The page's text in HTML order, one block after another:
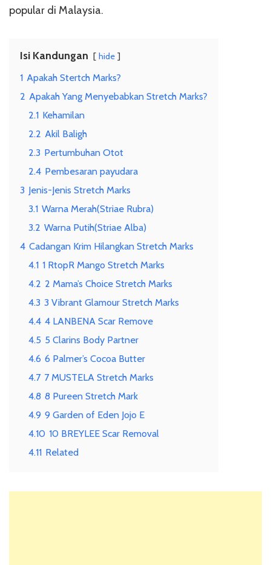
popular di Malaysia.
Isi Kandungan hide
1 Apakah Stertch Marks?
2 Apakah Yang Menyebabkan Stretch Marks?
2.1 Kehamilan
2.2 Akil Baligh
2.3 Pertumbuhan Otot
2.4 Pembesaran payudara
3 Jenis-Jenis Stretch Marks
3.1 Warna Merah(Striae Rubra)
3.2 Warna Putih(Striae Alba)
4 Cadangan Krim Hilangkan Stretch Marks
4.1 1 RtopR Mango Stretch Marks
4.2 2 Mama’s Choice Stretch Marks
4.3 3 Vibrant Glamour Stretch Marks
4.4 4 LANBENA Scar Remove
4.5 5 Clarins Body Partner
4.6 6 Palmer’s Cocoa Butter
4.7 7 MUSTELA Stretch Marks
4.8 8 Pureen Stretch Mark
4.9 9 Garden of Eden Jojo E
4.10 10 BREYLEE Scar Removal
4.11 Related